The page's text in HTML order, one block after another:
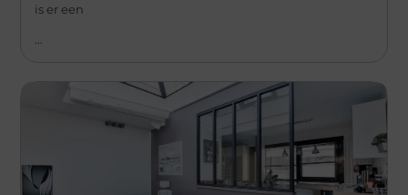
is er een